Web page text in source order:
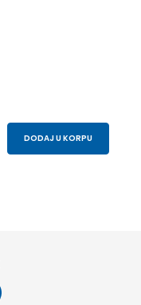
DODAJ U KORPU